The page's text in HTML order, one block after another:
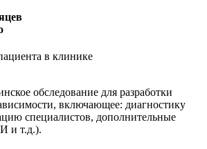
в клинике
обследование для разработки
включающее: диагностику
специалистов, дополнительные
и т.д.).